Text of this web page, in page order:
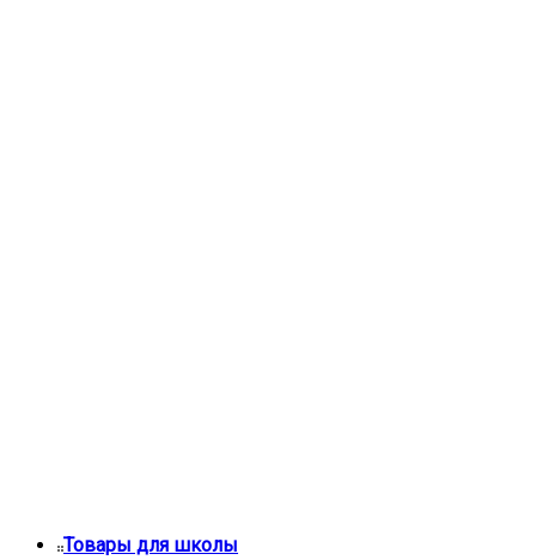
Товары для школы